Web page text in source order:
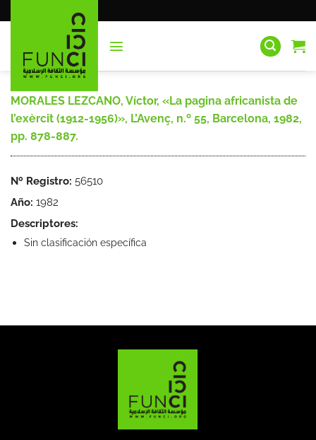
al
MORALES LEZCANO, Víctor, «La pagina africanista de
l’exèrcit (1912-1956)», L’Avenç, n.º 55, Barcelona, 1982,
pp. 878-887.
Nº Registro: 56510
Año: 1982
Descriptores:
Sin clasificación específica